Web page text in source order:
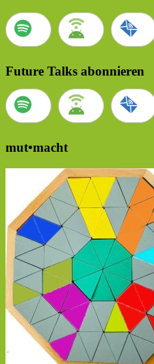
Future Talks abonnieren
mut•macht